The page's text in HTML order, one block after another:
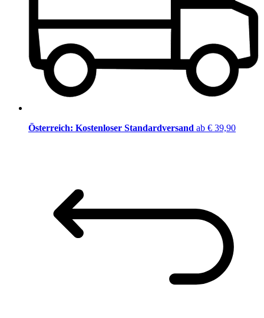
Österreich: Kostenloser Standardversand ab € 39,90